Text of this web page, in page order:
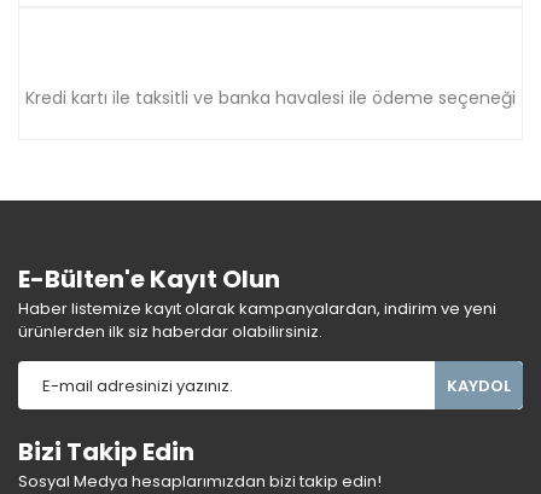
Kredi kartı ile taksitli ve banka havalesi ile ödeme seçeneği
E-Bülten'e Kayıt Olun
Haber listemize kayıt olarak kampanyalardan, indirim ve yeni
ürünlerden ilk siz haberdar olabilirsiniz.
KAYDOL
Bizi Takip Edin
Sosyal Medya hesaplarımızdan bizi takip edin!